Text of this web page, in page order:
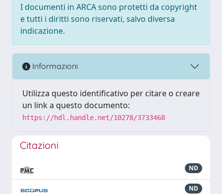
I documenti in ARCA sono protetti da copyright
e tutti i diritti sono riservati, salvo diversa
indicazione.
Informazioni
Utilizza questo identificativo per citare o creare
un link a questo documento:
https://hdl.handle.net/10278/3733468
Citazioni
ND
ND